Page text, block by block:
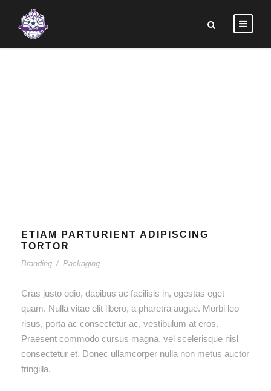
ETIAM PARTURIENT ADIPISCING
TORTOR
Branding / Packaging
Cras justo odio, dapibus ac facilisis in, egestas eget
quam. Nulla vitae elit libero, a pharetra augue. Morbi leo
risus, porta ac consectetur ac, vestibulum at eros.
Praesent commodo cursus magna, vel scelerisque nisl
consectetur et. Donec ullamcorper nulla non metus auctor
fringilla.